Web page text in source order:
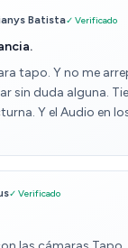
Batista✓ Verificado
tapo. Y no me
sin duda alguna.
Y el Audio en
Puedes hacer
de movimiento
alarma que se
muy rápido la
persona. O algún
✓ Verificado